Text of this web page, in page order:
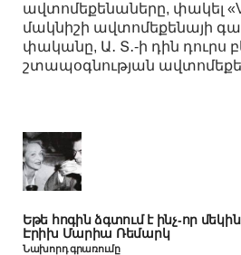
ավտոմեքենաները, փակել
մակնիշի ավտոմեքենայի
փականը, Ա․ Տ․-ի դին դուրս
շտապօգնության
Եթե հոգին ձգտում է ինչ-որ
Էրիխ Մարիա Ռեմարկ
Նախորդ գրառումը